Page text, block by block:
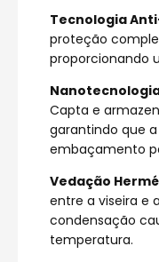
Tecnologia
proteção
proporcionando
Capta e
garantindo que
embaçamento
Vedação
entre a viseira e
condensação
temperatura.